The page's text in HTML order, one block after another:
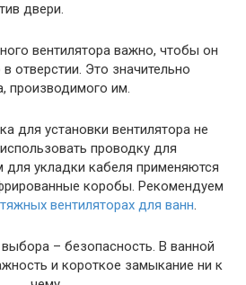
двери.
вентилятора важно, чтобы он
отверстии. Это значительно
производимого им.
для установки вентилятора не
проводку для
для укладки кабеля применяются
коробы. Рекомендуем
вентиляторах для ванн.